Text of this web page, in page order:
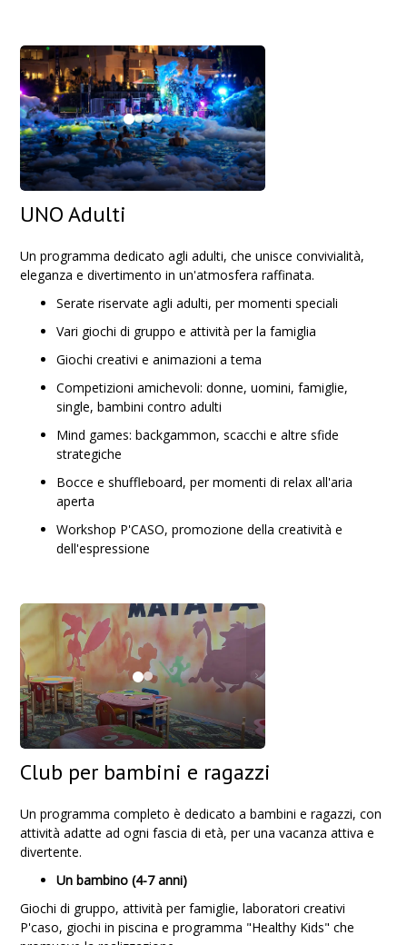
UNO Adulti
Un programma dedicato agli adulti, che unisce convivialità,
eleganza e divertimento in un'atmosfera raffinata.
Serate riservate agli adulti, per momenti speciali
Vari giochi di gruppo e attività per la famiglia
Giochi creativi e animazioni a tema
Competizioni amichevoli: donne, uomini, famiglie,
single, bambini contro adulti
Mind games: backgammon, scacchi e altre sfide
strategiche
Bocce e shuffleboard, per momenti di relax all'aria
aperta
Workshop P'CASO, promozione della creatività e
dell'espressione
Club per bambini e ragazzi
Un programma completo è dedicato a bambini e ragazzi, con
attività adatte ad ogni fascia di età, per una vacanza attiva e
divertente.
Un bambino (4-7 anni)
Giochi di gruppo, attività per famiglie, laboratori creativi
P'caso, giochi in piscina e programma "Healthy Kids" che